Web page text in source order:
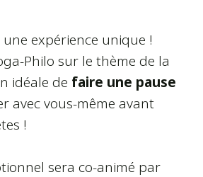
expérience unique !
Philo sur le thème de la
idéale de faire une pause
avec vous-même avant
!
sera co-animé par